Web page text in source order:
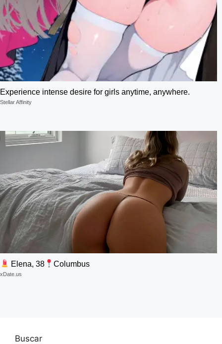
Experience intense desire for girls anytime, anywhere.
Stellar Affinity
Elena, 38 Columbus
xDate.us
Buscar